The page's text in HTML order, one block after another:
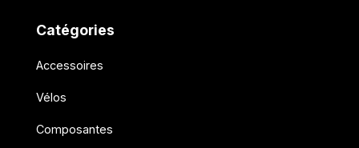
Catégories
Accessoires
Vélos
Composantes